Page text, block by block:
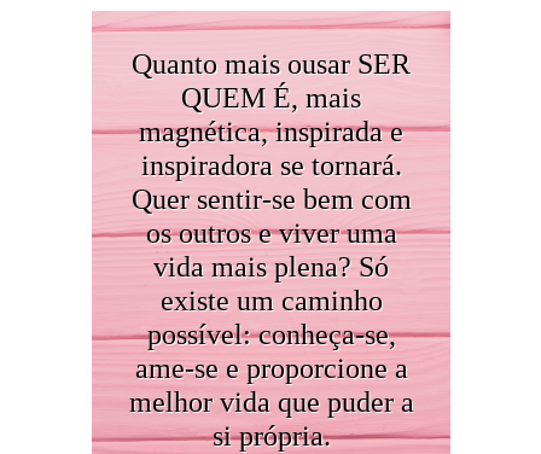
Quanto mais ousar SER
QUEM É, mais
magnética, inspirada e
inspiradora se tornará.
Quer sentir-se bem com
os outros e viver uma
vida mais plena? Só
existe um caminho
possível: conheça-se,
ame-se e proporcione a
melhor vida que puder a
si própria.